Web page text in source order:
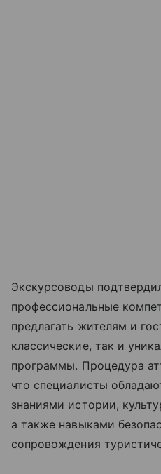
Экскурсоводы
профессиональные
предлагать жителям и
классические, так и
программы. Процедура
что специалисты
знаниями истории,
а также навыками
сопровождения